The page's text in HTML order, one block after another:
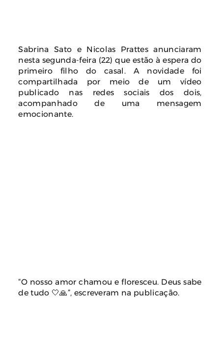
Sabrina Sato e Nicolas Prattes anunciaram
nesta segunda-feira (22) que estão à espera do
primeiro filho do casal. A novidade foi
compartilhada por meio de um vídeo
publicado nas redes sociais dos dois,
acompanhado de uma mensagem
emocionante.
“O nosso amor chamou e floresceu. Deus sabe
de tudo 🤍🙏”, escreveram na publicação.